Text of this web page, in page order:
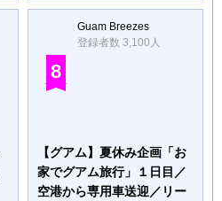
Guam Breezes
登録者数 3,100人
8
【グアム】夏休み企画「お
家でグアム旅行」１日目／
空港から専用車送迎／リー